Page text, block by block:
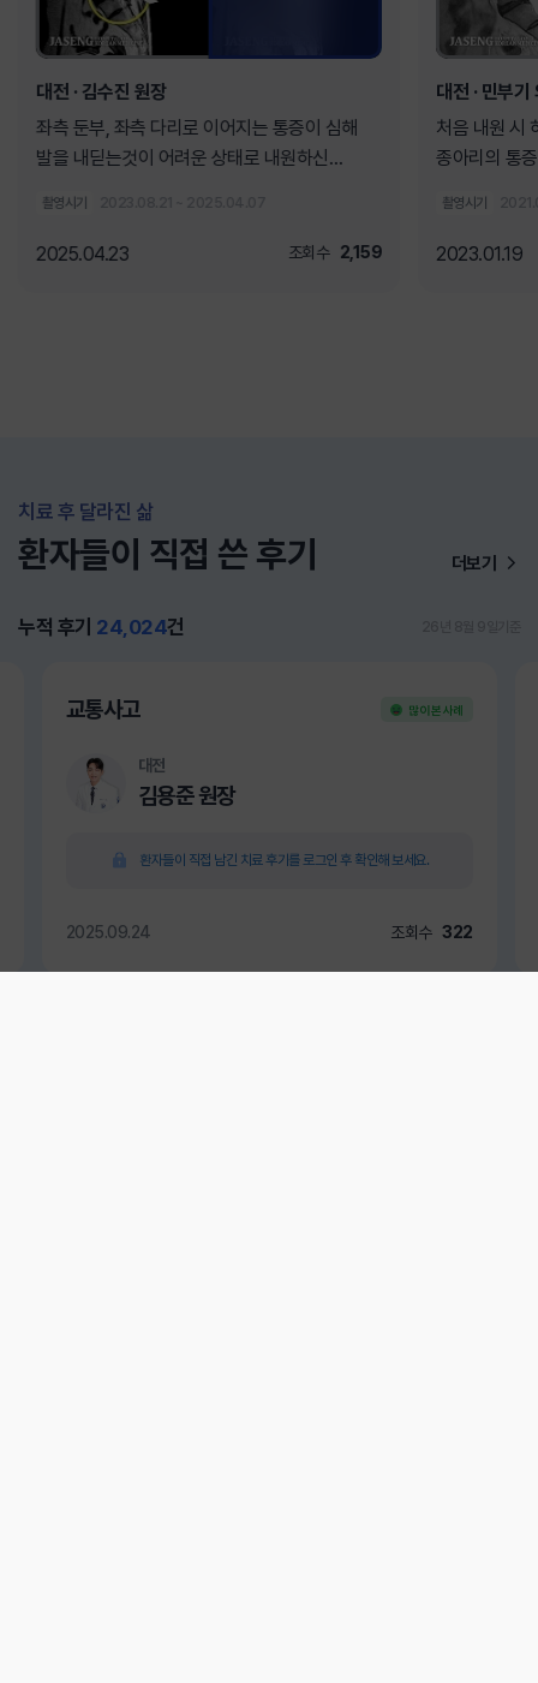
대전· 김수진 원장
좌측 둔부, 좌측 다리로 이어지는 통증이 심해
발을 내딛는것이 어려운 상태로 내원하신
촬영시기
2025.04.23 조회수 2,159
대전 · 민부
처음 내원 시
종아리의 통
촬영시기
2023.01.19
치료 후 달라진 삶
환자들이 직접 쓴 후기 더보기
누적 후기 24,024건
교통사고 많이 본 사례
대전
김용준 원장
환자들이 직접 남긴 치료 후기를 로그인 후 확인해 보세요.
2025.09.24 조회수 322